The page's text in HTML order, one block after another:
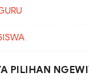
PILIHAN